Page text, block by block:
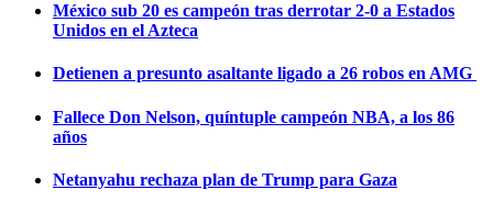
México sub 20 es campeón tras derrotar 2-0 a Estados
Unidos en el Azteca
Detienen a presunto asaltante ligado a 26 robos en AMG
Fallece Don Nelson, quíntuple campeón NBA, a los 86
años
Netanyahu rechaza plan de Trump para Gaza